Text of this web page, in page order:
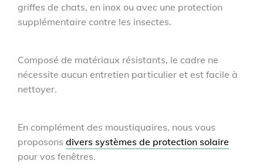
griffes de chats, en inox ou avec une protection
supplémentaire contre les insectes.
Composé de matériaux résistants, le cadre ne
nécessite aucun entretien particulier et est facile à
nettoyer.
En complément des moustiquaires, nous vous
proposons divers systèmes de protection solaire
pour vos fenêtres.